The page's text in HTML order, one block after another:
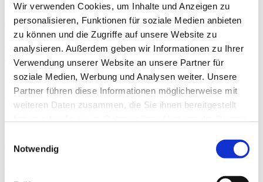
Wir verwenden Cookies, um Inhalte und Anzeigen zu
personalisieren, Funktionen für soziale Medien anbieten
zu können und die Zugriffe auf unsere Website zu
analysieren. Außerdem geben wir Informationen zu Ihrer
Verwendung unserer Website an unsere Partner für
soziale Medien, Werbung und Analysen weiter. Unsere
Partner führen diese Informationen möglicherweise mit
weiteren Daten zusammen, die Sie ihnen bereitgestellt
Notwendig
Brambauerstraße 39
44339 Dortmund
www.bentzien-brocksiepe.de
Telefon: +49 231 80 44 94
E-Mail: info@bentzien-brocksiepe.de
Zeige auf Karte
44536 Lünen